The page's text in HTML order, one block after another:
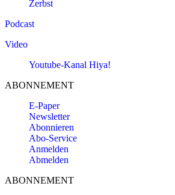
Zerbst
Podcast
Video
Youtube-Kanal Hiya!
ABONNEMENT
E-Paper
Newsletter
Abonnieren
Abo-Service
Anmelden
Abmelden
ABONNEMENT